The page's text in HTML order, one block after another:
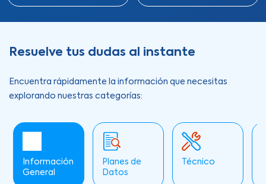
Resuelve tus dudas al instante
Encuentra rápidamente la información que necesitas
explorando nuestras categorías:
Información
General
Planes de
Datos
Técnico